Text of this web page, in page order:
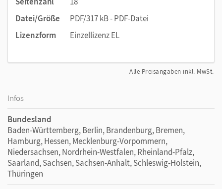
Datei/Größe
PDF/317 kB - PDF-Datei
Lizenzform
Einzellizenz EL
Alle Preisangaben inkl. MwSt.
Infos
Bundesland
Baden-Württemberg, Berlin, Brandenburg, Bremen,
Hamburg, Hessen, Mecklenburg-Vorpommern,
Niedersachsen, Nordrhein-Westfalen, Rheinland-Pfalz,
Saarland, Sachsen, Sachsen-Anhalt, Schleswig-Holstein,
Thüringen